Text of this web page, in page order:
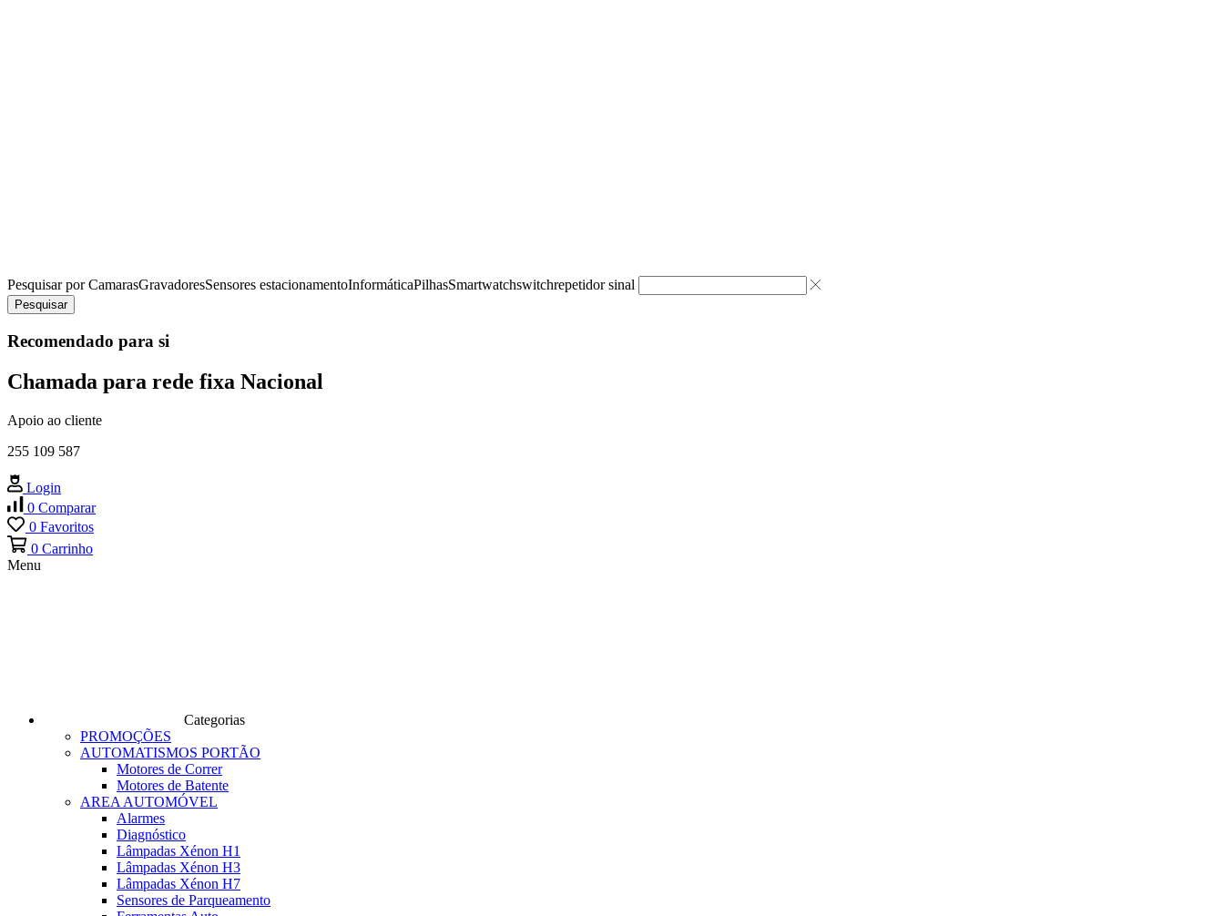
Pesquisar porCamarasGravadoresSensores estacionamentoInformáticaPilhasSmartwatchswitchrepetidor sinal
Pesquisar
Recomendado para si
Chamada para rede fixa Nacional
Apoio ao cliente
255 109 587
Login
0 Comparar
0 Favoritos
0 Carrinho
Menu
Categorias
PROMOÇÕES
AUTOMATISMOS PORTÃO
Motores de Correr
Motores de Batente
AREA AUTOMÓVEL
Alarmes
Diagnóstico
Lâmpadas Xénon H1
Lâmpadas Xénon H3
Lâmpadas Xénon H7
Sensores de Parqueamento